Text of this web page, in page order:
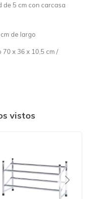
de 5 cm con carcasa
de largo
x 36 x 10,5 cm /
vistos